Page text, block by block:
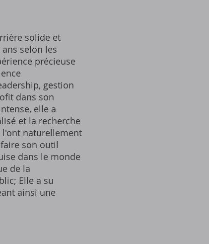
solide et
selon les
précieuse
gestion
dans son
elle a
et la recherche
l'ont naturellement
son outil
dans le monde
de la
Elle a su
ainsi une